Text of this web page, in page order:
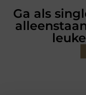
Ga als